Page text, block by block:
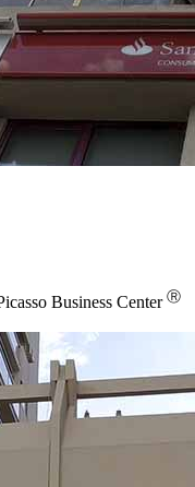
Business Center Ⓡ